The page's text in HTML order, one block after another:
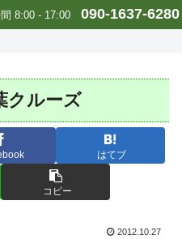
8:00 - 17:00 090-1637-6280
クルーズ
はてブ
コピー
2012.10.27